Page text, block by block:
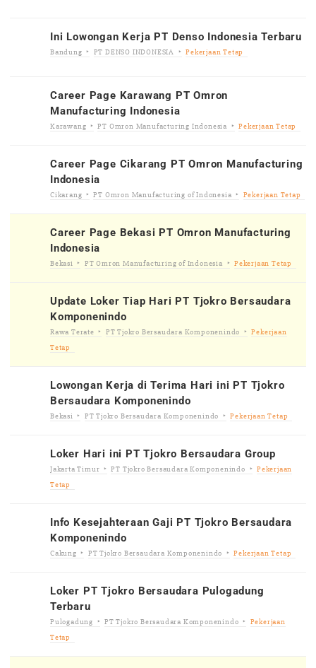
Ini Lowongan Kerja PT Denso Indonesia Terbaru
Bandung PT DENSO INDONESIA Pekerjaan Tetap
Career Page Karawang PT Omron
Manufacturing Indonesia
Karawang PT Omron Manufacturing Indonesia Pekerjaan Tetap
Career Page Cikarang PT Omron Manufacturing
Indonesia
Cikarang PT Omron Manufacturing of Indonesia Pekerjaan Tetap
Career Page Bekasi PT Omron Manufacturing
Indonesia
Bekasi PT Omron Manufacturing of Indonesia Pekerjaan Tetap
Update Loker Tiap Hari PT Tjokro Bersaudara
Komponenindo
Rawa Terate PT Tjokro Bersaudara Komponenindo
Pekerjaan
Tetap
Lowongan Kerja di Terima Hari ini PT Tjokro
Bersaudara Komponenindo
Bekasi PT Tjokro Bersaudara Komponenindo Pekerjaan Tetap
Loker Hari ini PT Tjokro Bersaudara Group
Jakarta Timur PT Tjokro Bersaudara Komponenindo
Pekerjaan
Tetap
Info Kesejahteraan Gaji PT Tjokro Bersaudara
Komponenindo
Cakung PT Tjokro Bersaudara Komponenindo Pekerjaan Tetap
Loker PT Tjokro Bersaudara Pulogadung
Terbaru
Pulogadung PT Tjokro Bersaudara Komponenindo
Pekerjaan
Tetap